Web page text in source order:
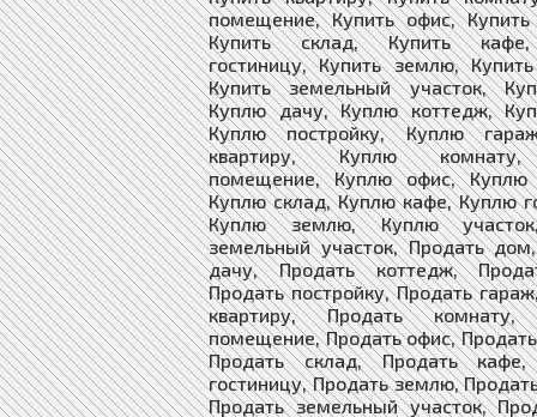
помещение, Купить офис, Купить
Купить склад, Купить
гостиницу, Купить землю,
Купить земельный участок,
Куплю дачу, Куплю коттедж,
Куплю постройку, Куплю
квартиру, Куплю
помещение, Куплю офис, Куплю
Куплю склад, Куплю кафе, Куплю
Куплю землю, Куплю
земельный участок, Продать
дачу, Продать коттедж,
Продать постройку, Продать
квартиру, Продать комнату,
помещение, Продать офис,
Продать склад, Продать кафе,
гостиницу, Продать землю,
Продать земельный участок,